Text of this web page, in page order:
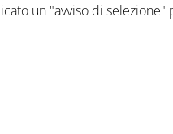
un "avviso di